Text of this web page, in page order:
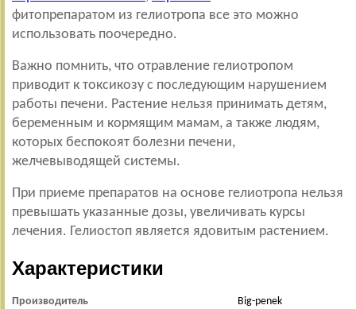
фитопрепаратом из гелиотропа все это можно
использовать поочередно.
Важно помнить, что отравление гелиотропом
приводит к токсикозу с последующим нарушением
работы печени. Растение нельзя принимать детям,
беременным и кормящим мамам, а также людям,
которых беспокоят болезни печени,
желчевыводящей системы.
При приеме препаратов на основе гелиотропа нельзя
превышать указанные дозы, увеличивать курсы
лечения. Гелиостоп является ядовитым растением.
Характеристики
Производитель Big-penek